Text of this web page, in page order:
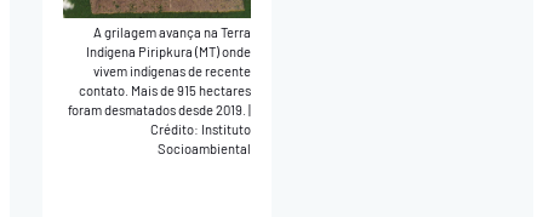
A grilagem avança na Terra
Indígena Piripkura (MT) onde
vivem indígenas de recente
contato. Mais de 915 hectares
foram desmatados desde 2019.|
Crédito: Instituto
Socioambiental